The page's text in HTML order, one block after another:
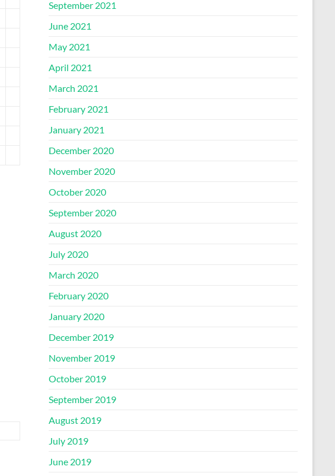
September 2021
June 2021
May 2021
April 2021
March 2021
February 2021
January 2021
December 2020
November 2020
October 2020
September 2020
August 2020
July 2020
March 2020
February 2020
January 2020
December 2019
November 2019
October 2019
September 2019
August 2019
July 2019
June 2019